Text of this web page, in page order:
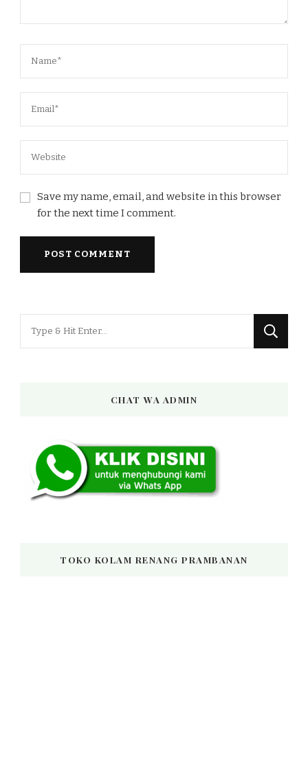
Save my name, email, and website in this browser
for the next time I comment.
CHAT WA ADMIN
TOKO KOLAM RENANG PRAMBANAN